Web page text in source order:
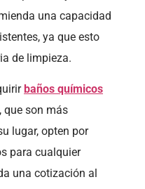
una capacidad
ya que esto
de limpieza.
baños químicos
que son más
lugar, opten por
para cualquier
una cotización al